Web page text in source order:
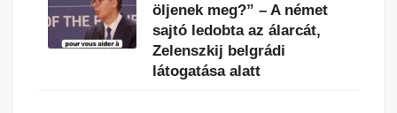
öljenek meg?” – A német
sajtó ledobta az álarcát,
Zelenszkij belgrádi
látogatása alatt